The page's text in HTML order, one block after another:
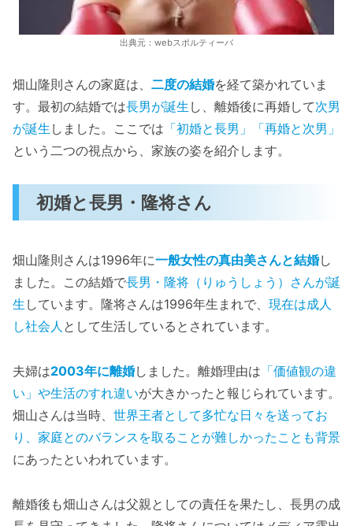
出典元：webスポルティーバ
畑山隆則さんの家庭は、 二度の結婚を経て築かれていま
す。最初の結婚では長男が誕生 し、離婚後に再婚して次男
が誕生 しました。ここでは 「初婚と長男」「再婚と次男」
という二つの視点から、家族の姿を紹介します。
初婚と長男・隆将さん
畑山隆則さんは1996年に一般女性の真由美さんと結婚し
ました。この結婚で長男・隆将（りゅうしょう）さんが誕
生 しています。隆将さんは1996年生まれで、 現在は成人
し社会人 として生活しているとされています。
夫婦は2003年に離婚しました。離婚理由は 「価値観の違
い」や生活のすれ違いが大きかったと報じられています。
畑山さんは当時、 世界王者として多忙な日々を送ってお
り、家庭とのバランスを取ることが難しかったことも背景
にあったといわれています。
離婚後も畑山さんは父親としての責任を果たし、長男の成